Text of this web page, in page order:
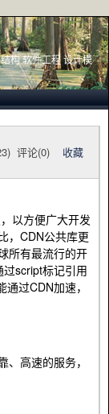
构 软件工程 设计模
) 评论(0) 收藏
以方便广大开发
，CDN公共库更
所有最流行的开
script标记引用
过CDN加速，
高速的服务，